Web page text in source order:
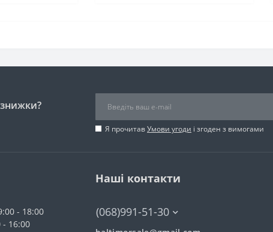
знижки?
Я прочитавУмови угоди і згоден з вимогами
- 18:00
- 16:00
Наші контакти
(068)991-51-30